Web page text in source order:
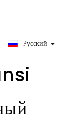
Pусский